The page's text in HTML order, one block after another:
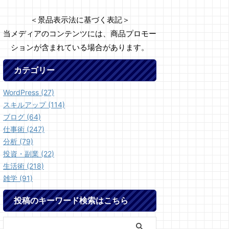
＜景品表示法に基づく表記＞
当メディアのコンテンツには、商品プロモー
ションが含まれている場合があります。
カテゴリー
WordPress (27)
スキルアップ (114)
ブログ (64)
仕事術 (247)
分析 (79)
投資・副業 (22)
生活術 (218)
雑学 (91)
投稿のキーワード検索はこちら